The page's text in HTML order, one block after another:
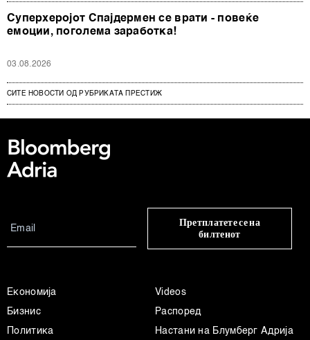
Суперхеројот Спајдермен се врати - повеќе
емоции, поголема заработка!
03.08.2026
СИТЕ НОВОСТИ ОД РУБРИКАТА ПРЕСТИЖ
Претплатете се на
билтенот
Економија
Бизнис
Политика
Videos
Распоред
Настани на Блумберг Адрија